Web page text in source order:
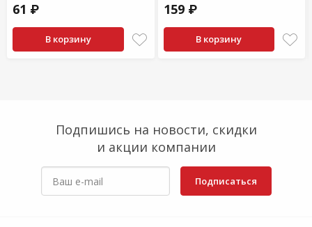
61 ₽
В корзину
159 ₽
В корзину
Подпишись на новости, скидки
и акции компании
Подписаться